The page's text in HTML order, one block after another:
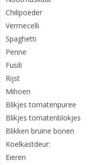
Chilipoeder
Vermecelli
Spaghetti
Penne
Fusili
Rijst
Mihoen
Blikjes tomatenpuree
Blikjes tomatenblokjes
Blikken bruine bonen
Koelkastdeur:
Eieren